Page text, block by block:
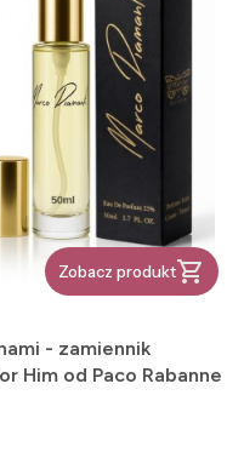
Zobacz produkt
- zamiennik
Him od Paco Rabanne